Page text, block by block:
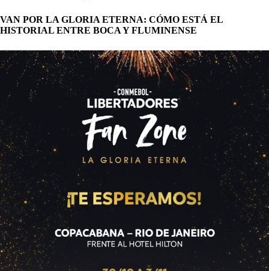
VAN POR LA GLORIA ETERNA: CÓMO ESTÁ EL
HISTORIAL ENTRE BOCA Y FLUMINENSE